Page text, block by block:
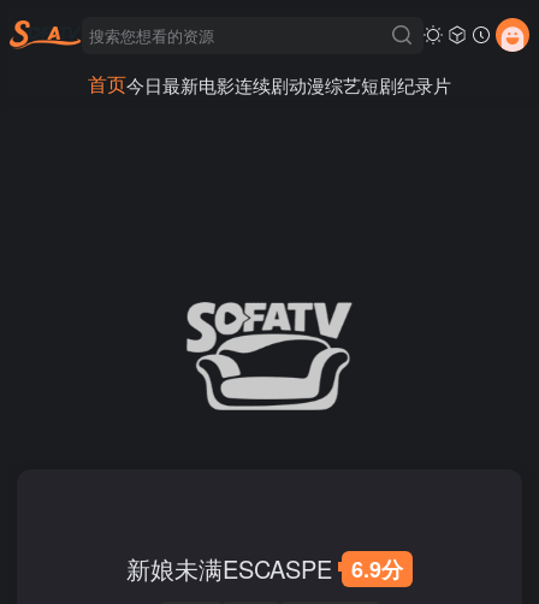
首页今日最新电影连续剧动漫综艺短剧纪录片
新娘未满ESCASPE 6.9分